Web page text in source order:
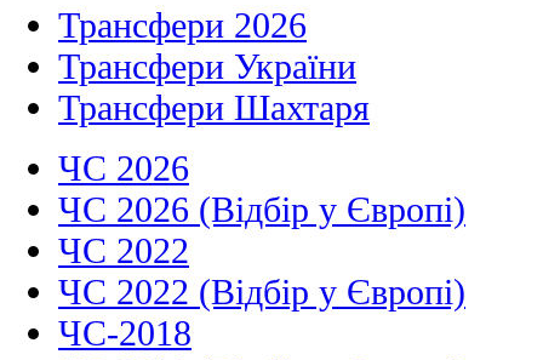
Трансфери 2026
Трансфери України
Трансфери Шахтаря
ЧС 2026
ЧС 2026 (Відбір у Європі)
ЧС 2022
ЧС 2022 (Відбір у Європі)
ЧС-2018